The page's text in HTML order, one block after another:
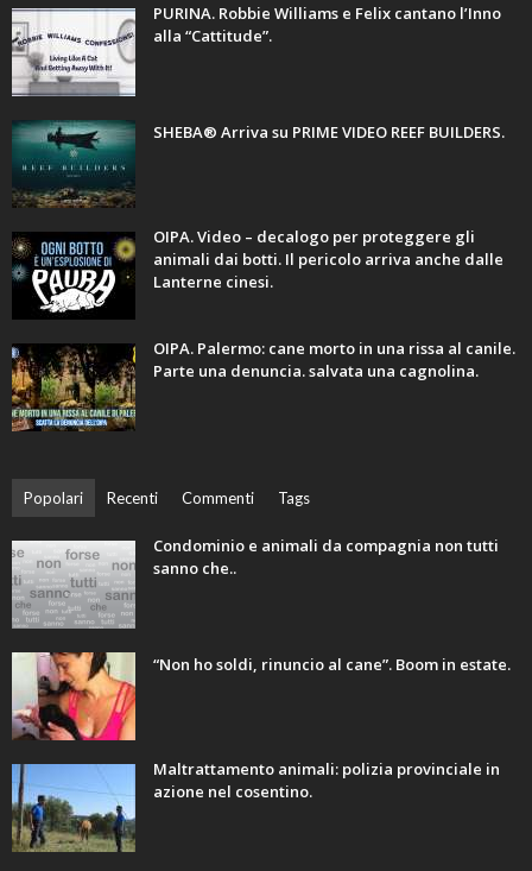
PURINA. Robbie Williams e Felix cantano l’Inno
alla “Cattitude”.
SHEBA® Arriva su PRIME VIDEO REEF BUILDERS.
OIPA. Video – decalogo per proteggere gli
animali dai botti. Il pericolo arriva anche dalle
Lanterne cinesi.
OIPA. Palermo: cane morto in una rissa al canile.
Parte una denuncia. salvata una cagnolina.
Popolari Recenti Commenti Tags
Condominio e animali da compagnia non tutti
sanno che..
“Non ho soldi, rinuncio al cane”. Boom in estate.
Maltrattamento animali: polizia provinciale in
azione nel cosentino.